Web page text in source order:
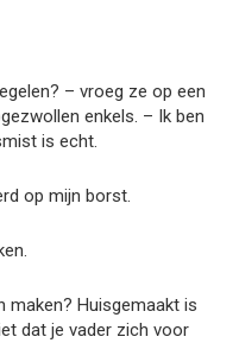
– vroeg ze op een
enkels. – Ik ben
is echt.
op mijn borst.
maken? Huisgemaakt is
dat je vader zich voor